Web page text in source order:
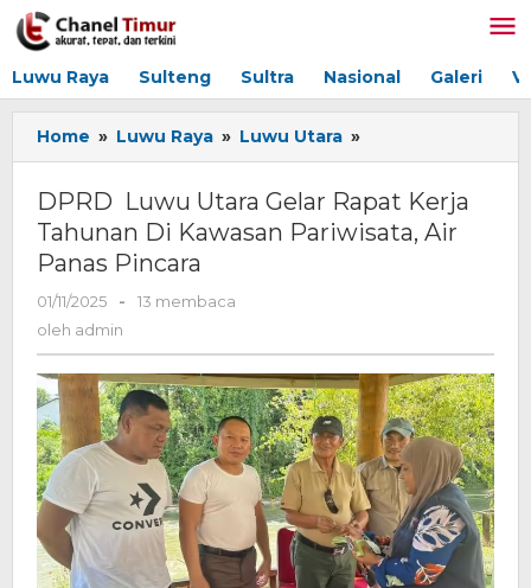
Lewati
ke
Luwu Raya Sulteng Sultra Nasional Galeri
Home » Luwu Raya » Luwu Utara »
Luwu
Gelar
Rapat
Pariwisata,
Air
Panas
Pincara
DPRD Luwu Utara Gelar Rapat Kerja
Tahunan Di Kawasan Pariwisata, Air
Panas Pincara
01/11/2025
oleh
admin
-
13 membaca
oleh admin